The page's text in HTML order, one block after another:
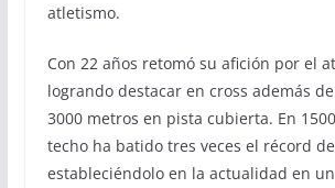
atletismo.
Con 22 años retomó su afición por el
logrando destacar en cross además
3000 metros en pista cubierta. En
techo ha batido tres veces el récord
estableciéndolo en la actualidad en